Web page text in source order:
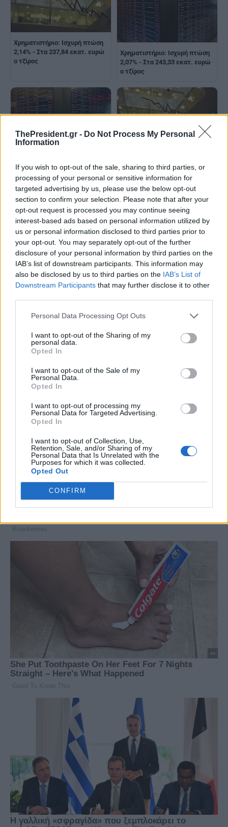
ThePresident.gr - Do Not Process My Personal
Information
If you wish to opt-out of the sale, sharing to third parties, or
processing of your personal or sensitive information for
targeted advertising by us, please use the below opt-out
section to confirm your selection. Please note that after your
opt-out request is processed you may continue seeing
interest-based ads based on personal information utilized by
us or personal information disclosed to third parties prior to
your opt-out. You may separately opt-out of the further
disclosure of your personal information by third parties on the
IAB’s list of downstream participants. This information may
also be disclosed by us to third parties on the IAB’s List of
Downstream Participants that may further disclose it to other
Personal Data Processing Opt Outs
I want to opt-out of the Sharing of my
personal data.
Opted In
I want to opt-out of the Sale of my
Personal Data.
Opted In
I want to opt-out of processing my
Personal Data for Targeted Advertising.
Opted In
I want to opt-out of Collection, Use,
Retention, Sale, and/or Sharing of my
Personal Data that Is Unrelated with the
Purposes for which it was collected.
Opted Out
CONFIRM
Χρηματιστήριο: Ισχυρή πτώση
2,14% - Στα 237,84 εκατ. ευρώ
ο τζίρος
Χρηματιστήριο: Ισχυρή πτώση
2,07% - Στα 243,33 εκατ. ευρώ
ο τζίρος
Χρηματιστήριο: Ισχυρή πτώση
2,47% - Κατά 3,4 δισ. μειώθηκε
η κεφαλαιοποίηση της αγοράς
Ισχυρή πτώση 2,43%, στα
317,23 εκατ. ευρώ ο τζίρος